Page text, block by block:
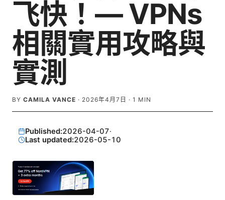
飞快！— VPNs
相關實用攻略與
實測
BY CAMILA VANCE · 2026年4月7日 · 1 MIN
Published:2026-04-07·
Last updated:2026-05-10